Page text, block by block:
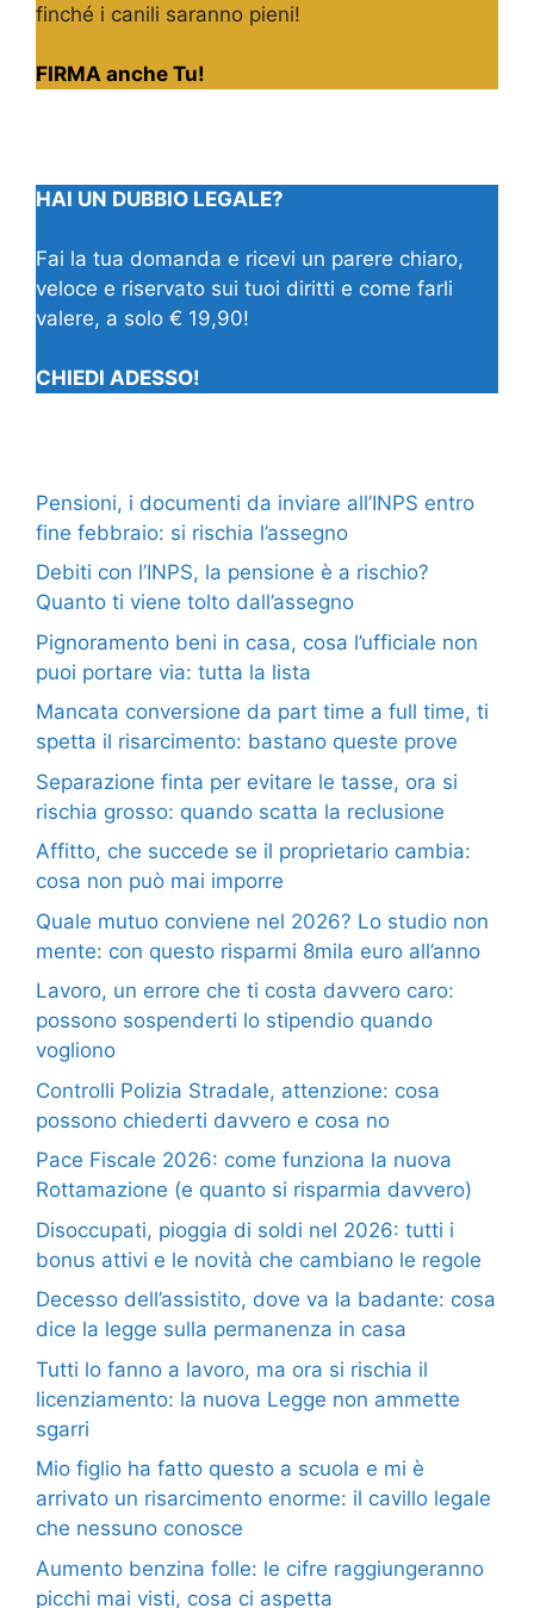
finché i canili saranno pieni!
FIRMA anche Tu!
HAI UN DUBBIO LEGALE?
Fai la tua domanda e ricevi un parere chiaro,
veloce e riservato sui tuoi diritti e come farli
valere, a solo € 19,90!
CHIEDI ADESSO!
Pensioni, i documenti da inviare all’INPS entro
fine febbraio: si rischia l’assegno
Debiti con l’INPS, la pensione è a rischio?
Quanto ti viene tolto dall’assegno
Pignoramento beni in casa, cosa l’ufficiale non
puoi portare via: tutta la lista
Mancata conversione da part time a full time, ti
spetta il risarcimento: bastano queste prove
Separazione finta per evitare le tasse, ora si
rischia grosso: quando scatta la reclusione
Affitto, che succede se il proprietario cambia:
cosa non può mai imporre
Quale mutuo conviene nel 2026? Lo studio non
mente: con questo risparmi 8mila euro all’anno
Lavoro, un errore che ti costa davvero caro:
possono sospenderti lo stipendio quando
vogliono
Controlli Polizia Stradale, attenzione: cosa
possono chiederti davvero e cosa no
Pace Fiscale 2026: come funziona la nuova
Rottamazione (e quanto si risparmia davvero)
Disoccupati, pioggia di soldi nel 2026: tutti i
bonus attivi e le novità che cambiano le regole
Decesso dell’assistito, dove va la badante: cosa
dice la legge sulla permanenza in casa
Tutti lo fanno a lavoro, ma ora si rischia il
licenziamento: la nuova Legge non ammette
sgarri
Mio figlio ha fatto questo a scuola e mi è
arrivato un risarcimento enorme: il cavillo legale
che nessuno conosce
Aumento benzina folle: le cifre raggiungeranno
picchi mai visti, cosa ci aspetta